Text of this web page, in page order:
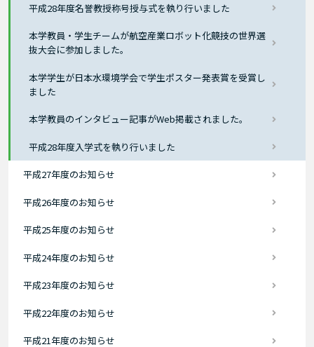
平成28年度名誉教授称号授与式を執り行いました
本学教員・学生チームが航空産業ロボット化競技の世界選
抜大会に参加しました。
本学学生が日本水環境学会で学生ポスター発表賞を受賞し
ました
本学教員のインタビュー記事がWeb掲載されました。
平成28年度入学式を執り行いました
平成27年度のお知らせ
平成26年度のお知らせ
平成25年度のお知らせ
平成24年度のお知らせ
平成23年度のお知らせ
平成22年度のお知らせ
平成21年度のお知らせ